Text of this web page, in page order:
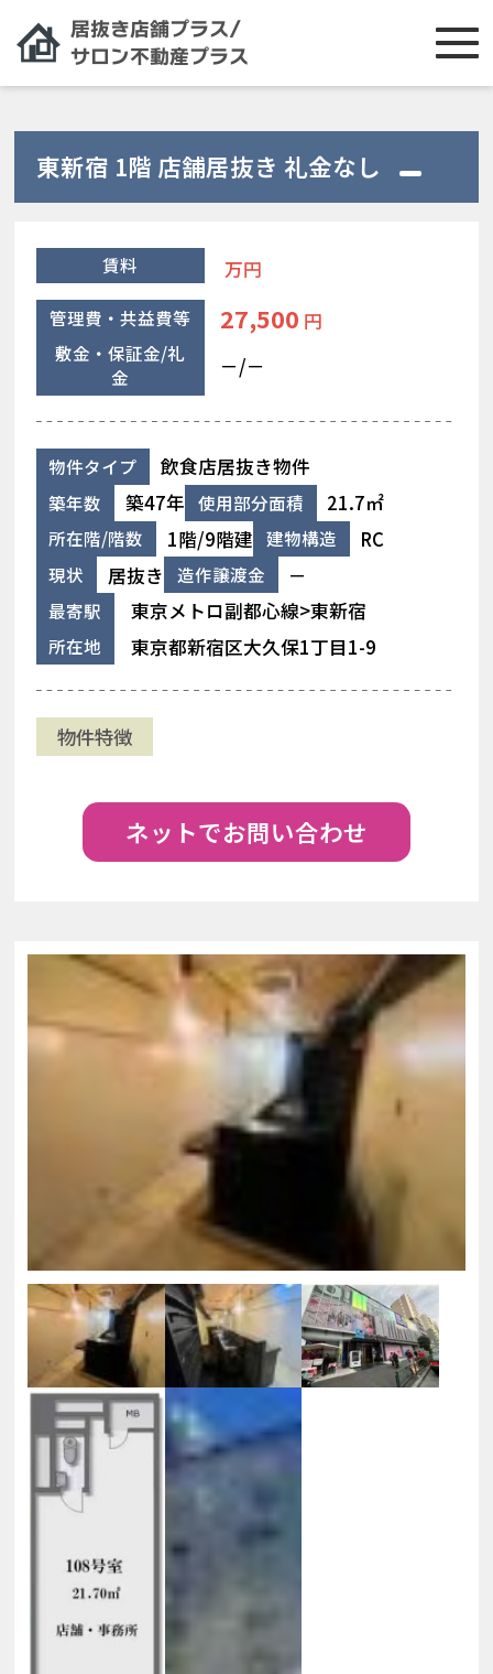
東新宿 1階 店舗居抜き 礼金なし
賃料 万円
管理費・共益費等 27,500 円
敷金・保証金/礼
金
－/－
物件タイプ 飲食店居抜き物件
築年数 築47年 使用部分面積 21.7㎡
所在階/階数 1階/9階建 建物構造 RC
現状 居抜き 造作譲渡金 －
最寄駅 東京メトロ副都心線>東新宿
所在地 東京都新宿区大久保1丁目1-9
物件特徴
ネットでお問い合わせ